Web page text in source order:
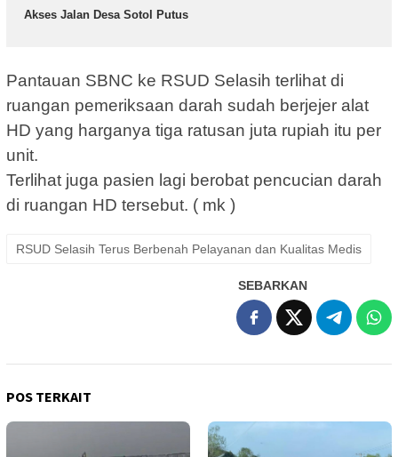
Akses Jalan Desa Sotol Putus
Pantauan SBNC ke RSUD Selasih terlihat di
ruangan pemeriksaan darah sudah berjejer alat
HD yang harganya tiga ratusan juta rupiah itu per
unit.
Terlihat juga pasien lagi berobat pencucian darah
di ruangan HD tersebut. ( mk )
RSUD Selasih Terus Berbenah Pelayanan dan Kualitas Medis
SEBARKAN
POS TERKAIT